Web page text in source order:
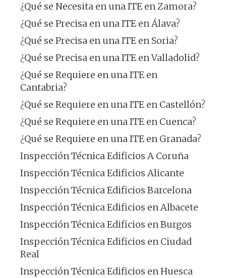
¿Qué se Necesita en una ITE en Zamora?
¿Qué se Precisa en una ITE en Álava?
¿Qué se Precisa en una ITE en Soria?
¿Qué se Precisa en una ITE en Valladolid?
¿Qué se Requiere en una ITE en
Cantabria?
¿Qué se Requiere en una ITE en Castellón?
¿Qué se Requiere en una ITE en Cuenca?
¿Qué se Requiere en una ITE en Granada?
Inspección Técnica Edificios A Coruña
Inspección Técnica Edificios Alicante
Inspección Técnica Edificios Barcelona
Inspección Técnica Edificios en Albacete
Inspección Técnica Edificios en Burgos
Inspección Técnica Edificios en Ciudad
Real
Inspección Técnica Edificios en Huesca